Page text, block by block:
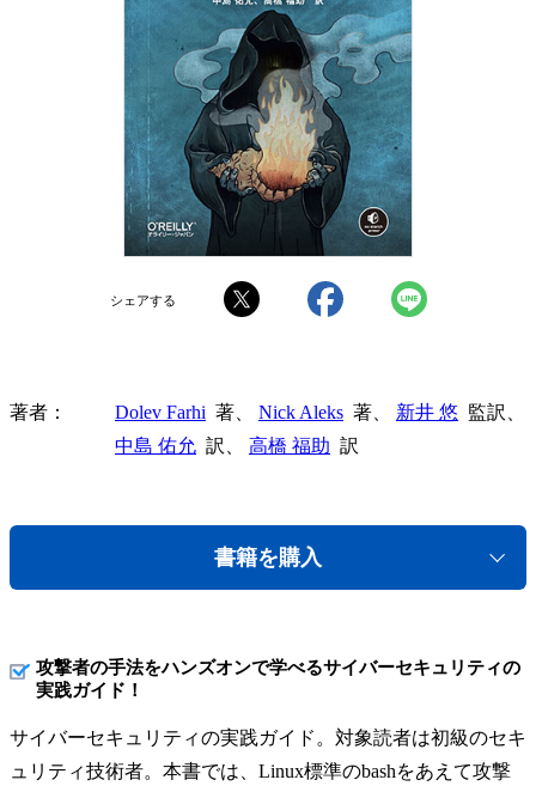
シェアする
著者 Dolev Farhi 著、 Nick Aleks 著、 新井 悠 監訳、
中島 佑允 訳、 高橋 福助 訳
書籍を購入
攻撃者の手法をハンズオンで学べるサイバーセキュリティの
実践ガイド！
サイバーセキュリティの実践ガイド。対象読者は初級のセキ
ュリティ技術者。本書では、Linux標準のbashをあえて攻撃